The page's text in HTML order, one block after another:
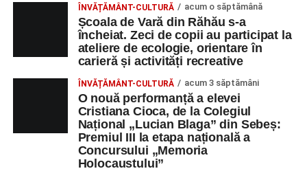
ÎNVĂȚĂMÂNT-CULTURĂ acum o săptămână
Școala de Vară din Răhău s-a
încheiat. Zeci de copii au participat la
ateliere de ecologie, orientare în
carieră și activități recreative
ÎNVĂȚĂMÂNT-CULTURĂ acum 3 săptămâni
O nouă performanță a elevei
Cristiana Cioca, de la Colegiul
Național „Lucian Blaga” din Sebeș:
Premiul III la etapa națională a
Concursului „Memoria
Holocaustului”